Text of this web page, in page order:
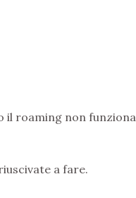
il roaming non funziona
a fare.